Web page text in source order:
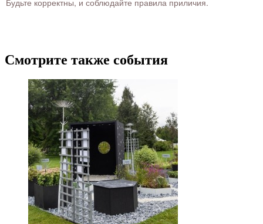
Смотрите также события